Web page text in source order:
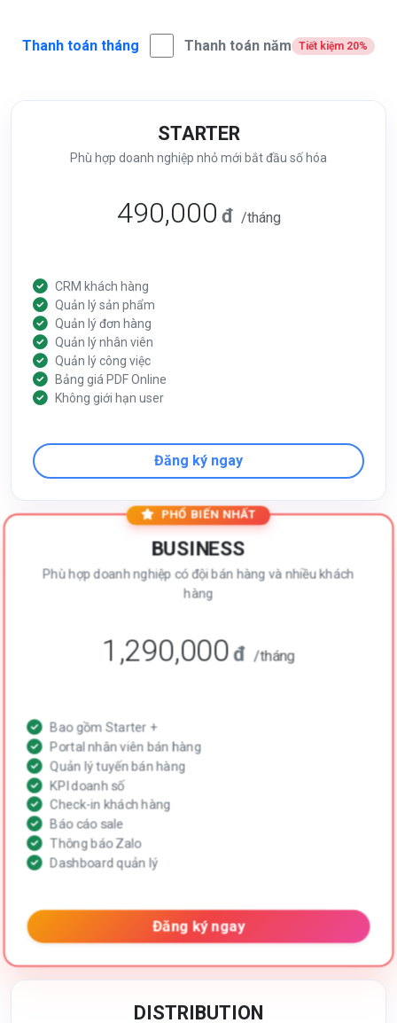
Thanh toán tháng Thanh toán năm Tiết kiệm 20%
STARTER
Phù hợp doanh nghiệp nhỏ mới bắt đầu số hóa
490,000 đ /tháng
CRM khách hàng
Quản lý sản phẩm
Quản lý đơn hàng
Quản lý nhân viên
Quản lý công việc
Bảng giá PDF Online
Không giới hạn user
Đăng ký ngay
PHỔ BIẾN NHẤT
BUSINESS
Phù hợp doanh nghiệp có đội bán hàng và nhiều khách
hàng
1,290,000đ /tháng
Bao gồm Starter +
Portal nhân viên bán hàng
Quản lý tuyến bán hàng
KPI doanh số
Check-in khách hàng
Báo cáo sale
Thông báo Zalo
Dashboard quản lý
Đăng ký ngay
DISTRIBUTION